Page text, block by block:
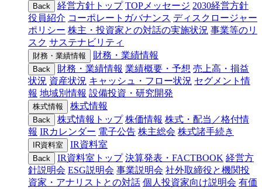
Back 経営方針トップ TOPメッセージ 2030経営方針
役員紹介 コーポレートガバナンス ディスクロージャー
ポリシー 株主・投資家との対話の実施状況 事業等のリ
スク サステナビリティ
財務・業績情報 財務・業績情報
Back 財務・業績情報 業績概要・予想 売上高・損益
状況 資産状況 キャッシュ・フロー状況 セグメント情
報 地域別情報 設備投資・研究開発
株式情報 株式情報
Back 株式情報トップ 株価情報 株式・配当／格付情
報 IRカレンダー 電子公告 株主総会 株式諸手続き
IR資料室 IR資料室
Back IR資料室トップ 決算発表・FACTBOOK 経営方
針説明会 ESG説明会 事業説明会 社外取締役と機関投
資家・アナリストとの対話 個人投資家向け説明会 有価